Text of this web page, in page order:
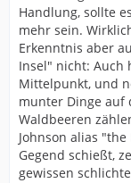
Handlung, sollte
mehr sein.
Erkenntnis aber
Insel" nicht: Auch
Mittelpunkt, und
munter Dinge auf
Waldbeeren
Johnson alias
Gegend schießt,
gewissen